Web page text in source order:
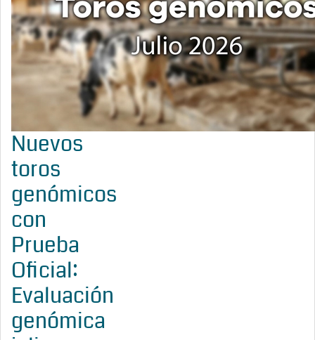
Nuevos
toros
genómicos
con
Prueba
Oficial:
Evaluación
genómica